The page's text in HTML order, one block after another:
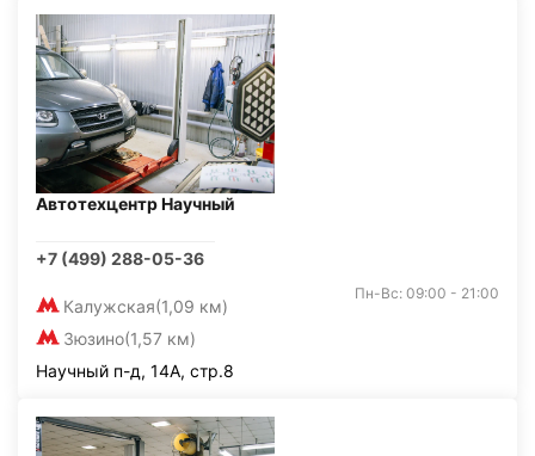
Автотехцентр Научный
+7 (499) 288-05-36
Калужская(1,09 км)
Зюзино(1,57 км)
Пн-Вс: 09:00 - 21:00
Научный п-д, 14А, стр.8